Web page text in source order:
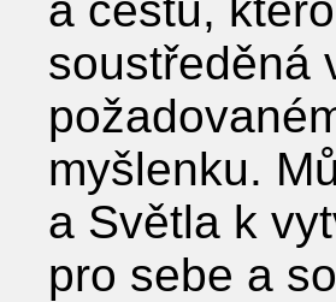
soustředěná
myšlenku.
a Světla k
pro sebe a